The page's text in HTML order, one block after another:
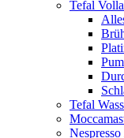
Tefal
Tefal